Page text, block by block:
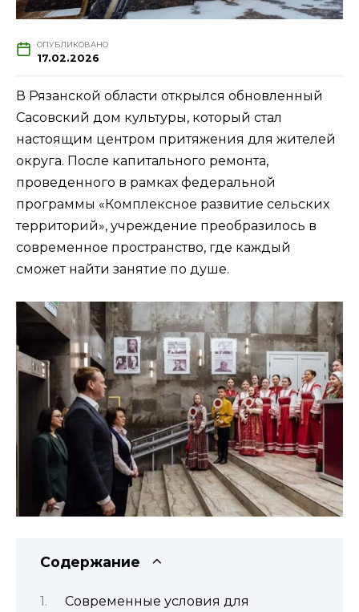
ОПУБЛИКОВАНО
17.02.2026
В Рязанской области открылся обновленный
Сасовский дом культуры, который стал
настоящим центром притяжения для жителей
округа. После капитального ремонта,
проведенного в рамках федеральной
программы «Комплексное развитие сельских
территорий», учреждение преобразилось в
современное пространство, где каждый
сможет найти занятие по душе.
Содержание
Современные условия для